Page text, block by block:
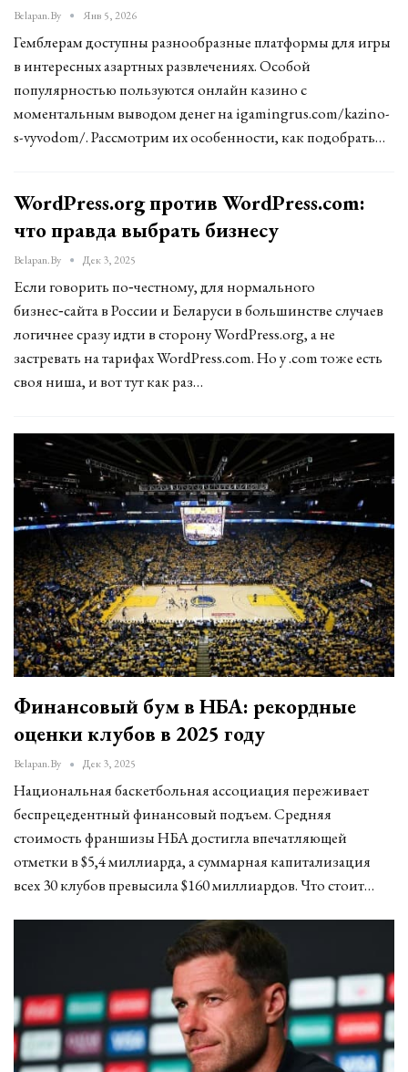
Belapan.by Янв 5, 2026
Гемблерам доступны разнообразные платформы для игры
в интересных азартных развлечениях. Особой
популярностью пользуются онлайн казино с
моментальным выводом денег на igamingrus.com/kazino-
s-vyvodom/. Рассмотрим их особенности, как подобрать…
WordPress.org против WordPress.com:
что правда выбрать бизнесу
Belapan.by Дек 3, 2025
Если говорить по‑честному, для нормального
бизнес‑сайта в России и Беларуси в большинстве случаев
логичнее сразу идти в сторону WordPress.org, а не
застревать на тарифах WordPress.com. Но у .com тоже есть
своя ниша, и вот тут как раз…
Финансовый бум в НБА: рекордные
оценки клубов в 2025 году
Belapan.by Дек 3, 2025
Национальная баскетбольная ассоциация переживает
беспрецедентный финансовый подъем. Средняя
стоимость франшизы НБА достигла впечатляющей
отметки в $5,4 миллиарда, а суммарная капитализация
всех 30 клубов превысила $160 миллиардов. Что стоит…